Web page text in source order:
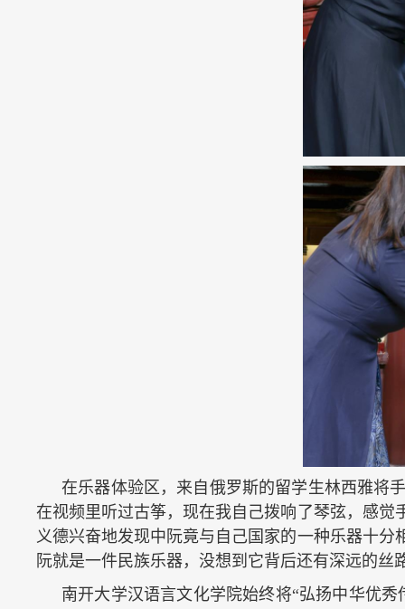
在乐器体验区，来自俄罗斯的留学生林西雅将
在视频里听过古筝，现在我自己拨响了琴弦，感
义德兴奋地发现中阮竟与自己国家的一种乐器十
阮就是一件民族乐器，没想到它背后还有深远的
南开大学汉语言文化学院始终将“弘扬中华优